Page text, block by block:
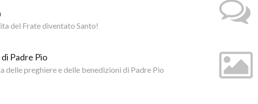
del Frate diventato Santo!
Padre Pio
delle preghiere e delle benedizioni di Padre Pio